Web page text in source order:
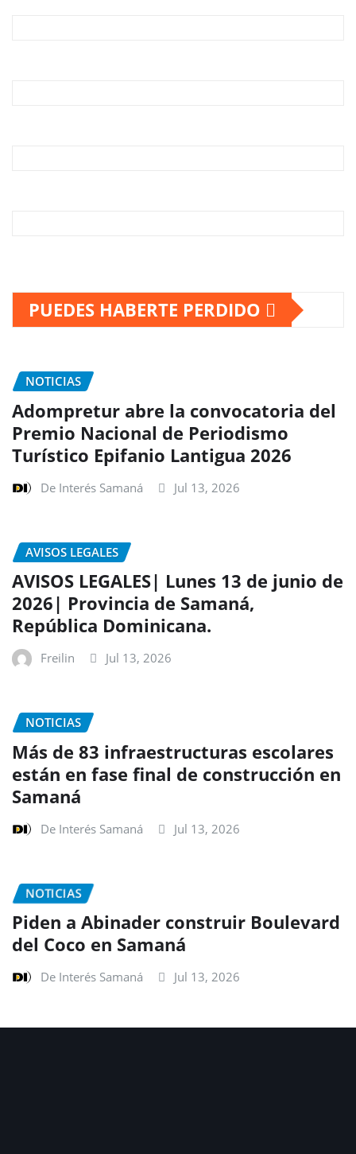
PUEDES HABERTE PERDIDO
NOTICIAS
Adompretur abre la convocatoria del
Premio Nacional de Periodismo
Turístico Epifanio Lantigua 2026
De Interés Samaná Jul 13, 2026
AVISOS LEGALES
AVISOS LEGALES| Lunes 13 de junio de
2026| Provincia de Samaná,
República Dominicana.
Freilin Jul 13, 2026
NOTICIAS
Más de 83 infraestructuras escolares
están en fase final de construcción en
Samaná
De Interés Samaná Jul 13, 2026
NOTICIAS
Piden a Abinader construir Boulevard
del Coco en Samaná
De Interés Samaná Jul 13, 2026